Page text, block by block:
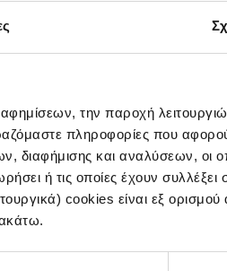
την παροχή
πληροφορίες που
διαφήμισης και αναλύσεων, οι
ή τις οποίες έχουν συλλέξει
cookies είναι εξ ορισμού
– Government Gazette 5266/Β/
please visit the website of